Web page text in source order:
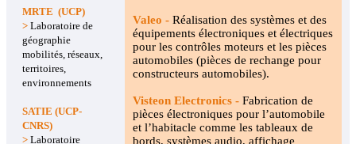
MRTE (UCP)
> Laboratoire de
géographie
mobilités, réseaux,
territoires,
environnements
SATIE (UCP-
CNRS)
> Laboratoire
Valeo - Réalisation des systèmes et des
équipements électroniques et électriques
pour les contrôles moteurs et les pièces
automobiles (pièces de rechange pour
constructeurs automobiles).
Visteon Electronics - Fabrication de
pièces électroniques pour l’automobile
et l’habitacle comme les tableaux de
bords, systèmes audio, affichage